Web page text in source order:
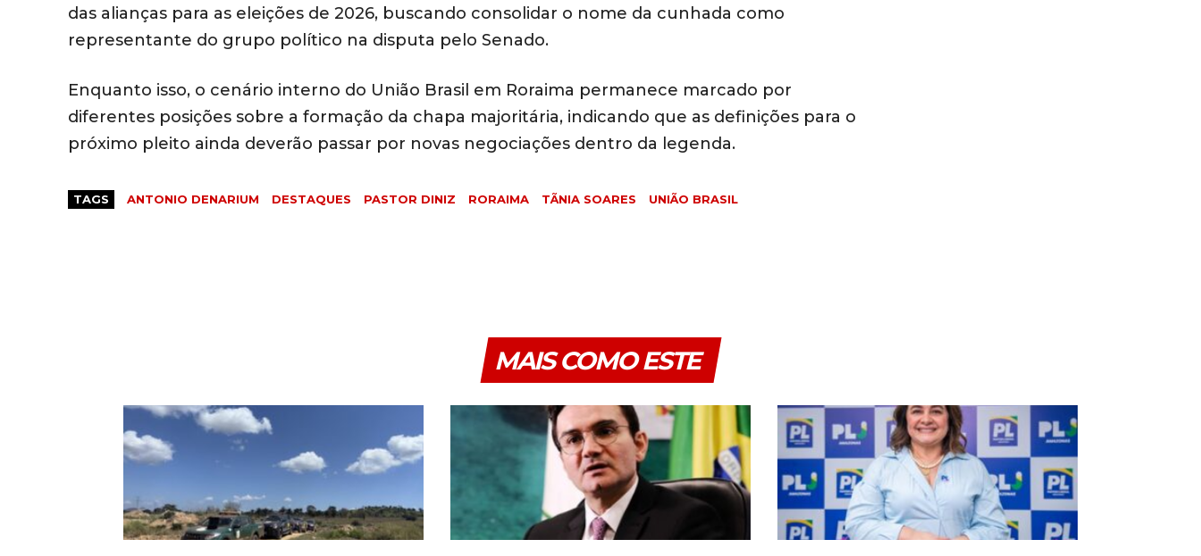
das alianças para as eleições de 2026, buscando consolidar o nome da cunhada como
representante do grupo político na disputa pelo Senado.
Enquanto isso, o cenário interno do União Brasil em Roraima permanece marcado por
diferentes posições sobre a formação da chapa majoritária, indicando que as definições para o
próximo pleito ainda deverão passar por novas negociações dentro da legenda.
TAGS ANTONIO DENARIUM DESTAQUES PASTOR DINIZ RORAIMA TÃNIA SOARES UNIÃO BRASIL
MAIS COMO ESTE